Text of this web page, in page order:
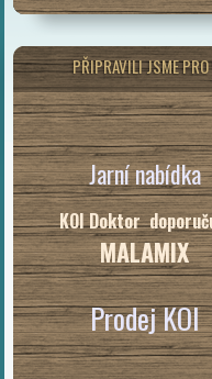
PŘIPRAVILI JSME
Jarní nabídka
KOI Doktor
MALAMIX
Prodej KOI